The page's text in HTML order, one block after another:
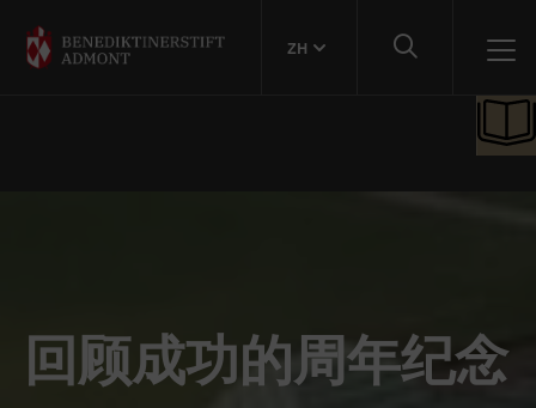
ZH
回顾成功的周年纪念